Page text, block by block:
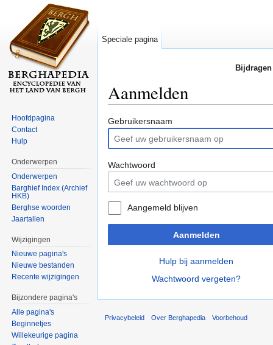
Aanmelden
Gebruikersnaam
Wachtwoord
Aangemeld blijven
Aanmelden
Hulp bij aanmelden
Wachtwoord vergeten?
Speciale pagina
Hoofdpagina
Contact
Hulp
Onderwerpen
Onderwerpen
Barghief Index (Archief
HKB)
Berghse woorden
Jaartallen
Wijzigingen
Nieuwe pagina's
Nieuwe bestanden
Recente wijzigingen
Bijzondere pagina's
Alle pagina's
Beginnetjes
Willekeurige pagina
Privacybeleid Over Berghapedia Voorbehoud